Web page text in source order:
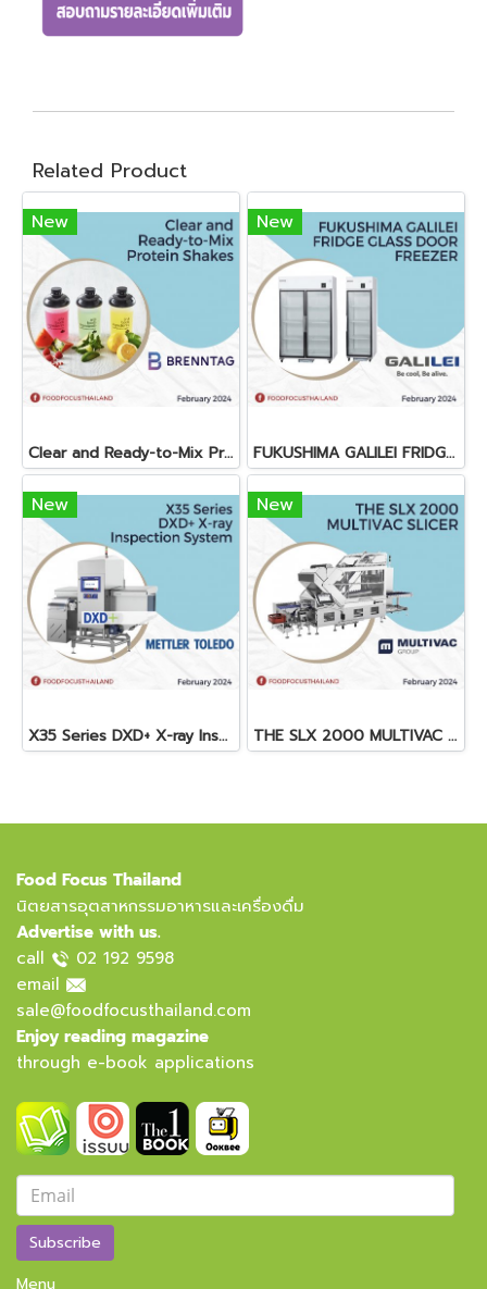
Related Product
New
Clear and Ready-to-Mix Protein Shakes
New
FUKUSHIMA GALILEI FRIDGE GLASS DOOR FREEZER
New
X35 Series DXD+ X-ray Inspection System
New
THE SLX 2000 MULTIVAC SLICER
Food Focus Thailand
นิตยสารอุตสาหกรรมอาหารและเครื่องดื่ม
Advertise with us.
call
02 192 9598
email
sale@foodfocusthailand.com
Enjoy reading magazine
through e-book applications
Subscribe